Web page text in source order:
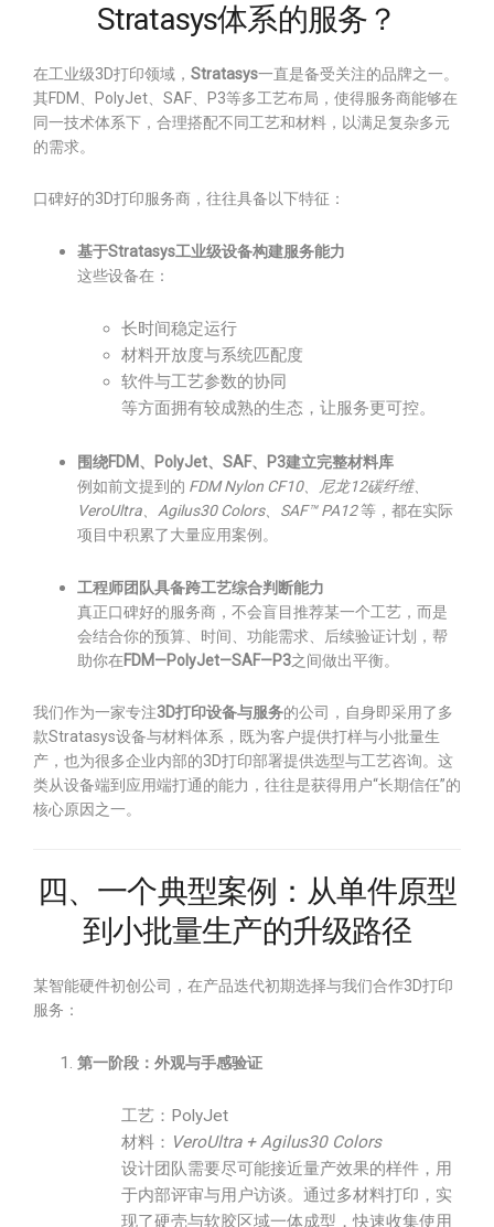
Stratasys体系的服务？
在工业级3D打印领域， Stratasys一直是备受关注的品牌之一。
其FDM、PolyJet、SAF、P3等多工艺布局，使得服务商能够在
同一技术体系下，合理搭配不同工艺和材料，以满足复杂多元
的需求。
口碑好的3D打印服务商，往往具备以下特征：
基于Stratasys工业级设备构建服务能力
这些设备在：
长时间稳定运行
材料开放度与系统匹配度
软件与工艺参数的协同
等方面拥有较成熟的生态，让服务更可控。
围绕FDM、PolyJet、SAF、P3建立完整材料库
例如前文提到的 FDM Nylon CF10、尼龙12碳纤维、
VeroUltra、Agilus30 Colors、SAF™ PA12等，都在实际
项目中积累了大量应用案例。
工程师团队具备跨工艺综合判断能力
真正口碑好的服务商，不会盲目推荐某一个工艺，而是
会结合你的预算、时间、功能需求、后续验证计划，帮
助你在FDM—PolyJet—SAF—P3之间做出平衡。
我们作为一家专注3D打印设备与服务的公司，自身即采用了多
款Stratasys设备与材料体系，既为客户提供打样与小批量生
产，也为很多企业内部的3D打印部署提供选型与工艺咨询。这
类从设备端到应用端打通的能力，往往是获得用户“长期信任”的
核心原因之一。
四、一个典型案例：从单件原型
到小批量生产的升级路径
某智能硬件初创公司，在产品迭代初期选择与我们合作3D打印
服务：
第一阶段：外观与手感验证
工艺：PolyJet
材料： VeroUltra + Agilus30 Colors
设计团队需要尽可能接近量产效果的样件，用
于内部评审与用户访谈。通过多材料打印，实
现了硬壳与软胶区域一体成型，快速收集使用